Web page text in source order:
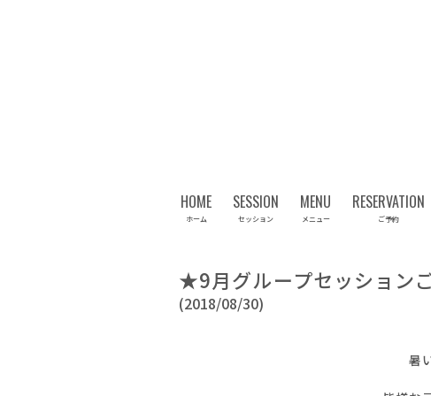
HOME
ホーム
SESSION
セッション
MENU
メニュー
RESERVATION
ご予約
★9月グループセッション
(2018/08/30)
暑